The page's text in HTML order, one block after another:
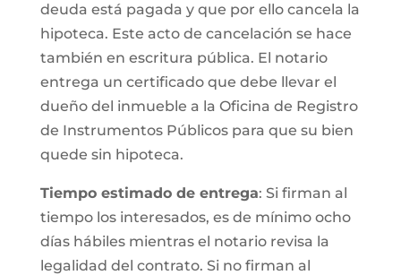
deuda está pagada y que por ello cancela la
hipoteca. Este acto de cancelación se hace
también en escritura pública. El notario
entrega un certificado que debe llevar el
dueño del inmueble a la Oficina de Registro
de Instrumentos Públicos para que su bien
quede sin hipoteca.
Tiempo estimado de entrega: Si firman al
tiempo los interesados, es de mínimo ocho
días hábiles mientras el notario revisa la
legalidad del contrato. Si no firman al